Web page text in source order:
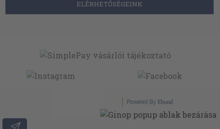
ELÉRHETŐSÉGEINK
Powered By Ebond